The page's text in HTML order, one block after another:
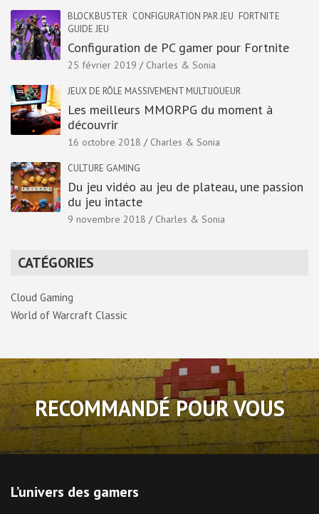
BLOCKBUSTER CONFIGURATION PAR JEU FORTNITE
GUIDE JEU
Configuration de PC gamer pour Fortnite
25 février 2019 Charles & Sonia
JEUX DE RÔLE MASSIVEMENT MULTIJOUEUR
Les meilleurs MMORPG du moment à
découvrir
16 octobre 2018 Charles & Sonia
CULTURE GAMING
Du jeu vidéo au jeu de plateau, une passion
du jeu intacte
9 novembre 2018 Charles & Sonia
CATÉGORIES
Cloud Gaming
World of Warcraft Classic
RECOMMANDÉ POUR VOUS
L’univers des gamers